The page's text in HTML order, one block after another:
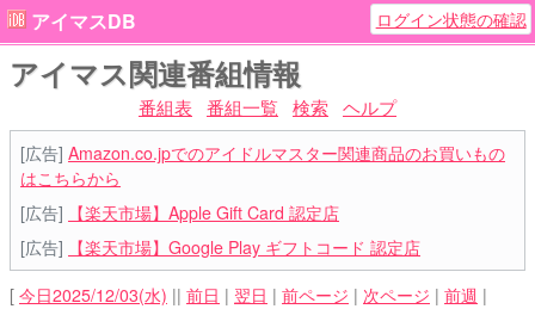
アイマスDB ログイン状態の確認
アイマス関連番組情報
番組表 番組一覧 検索 ヘルプ
[広告] Amazon.co.jpでのアイドルマスター関連商品のお買いもの
はこちらから
[広告]
【楽天市場】Apple Gift Card 認定店
[広告]
【楽天市場】Google Play ギフトコード 認定店
[ 今日2025/12/03(水) || 前日 | 翌日 | 前ページ | 次ページ | 前週 |